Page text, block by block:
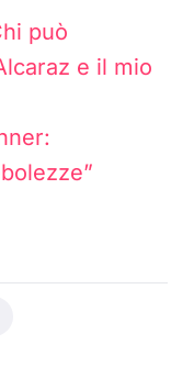
può
e il mio